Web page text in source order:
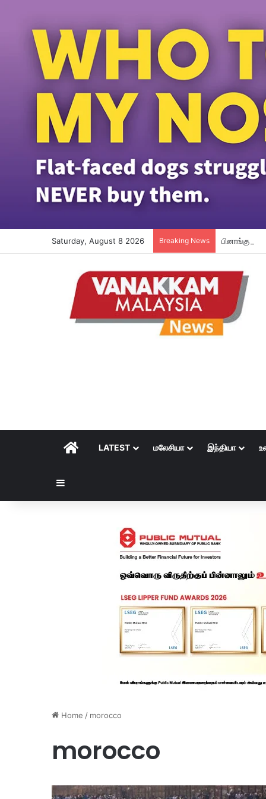
Saturday, August 8 2026 Breaking News பினாங்கு
HOMELATEST மலேசியா இந்தியா
Home / morocco
morocco